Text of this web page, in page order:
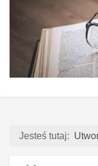
Jesteś tutaj: